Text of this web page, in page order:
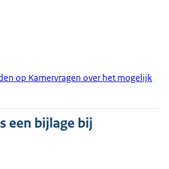
op Kamervragen over het mogelijk
een bijlage bij